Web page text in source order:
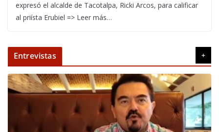
expresó el alcalde de Tacotalpa, Ricki Arcos, para calificar
al priísta Erubiel => Leer más…
Entrevistas +